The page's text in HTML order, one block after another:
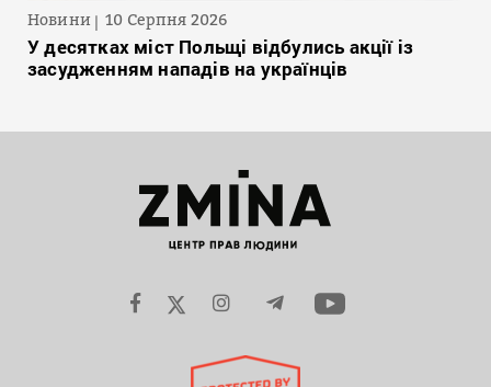
Новини 10 Серпня 2026
У десятках міст Польщі відбулись акції із
засудженням нападів на українців